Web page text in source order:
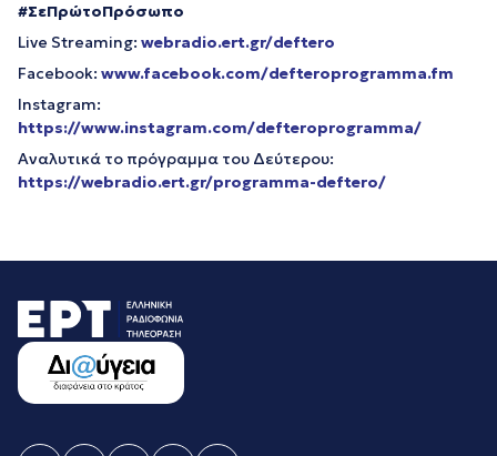
#ΣεΠρώτοΠρόσωπο
Live Streaming: webradio.ert.gr/deftero
Facebook: www.facebook.com/defteroprogramma.fm
Instagram:
https://www.instagram.com/defteroprogramma/
Αναλυτικά το πρόγραμμα του Δεύτερου:
https://webradio.ert.gr/programma-deftero/